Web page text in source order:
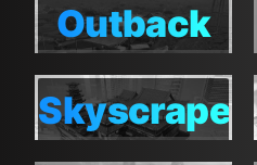
Outback
Outback
Skyscraper
Skyscraper